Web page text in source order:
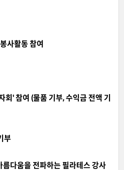
사활동 참여
회' 참여 (물품 기부, 수익금 전액 기
부
다움을 전파하는 필라테스 강사